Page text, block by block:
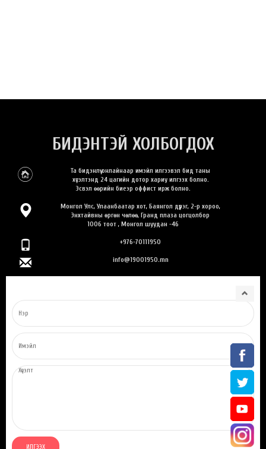
БИДЭНТЭЙ ХОЛБОГДОХ
Та бидэнлүү онлайнаар имэйл илгээвэл бид таны
хүсэлтэнд 24 цагийн дотор хариу илгээх болно.
Эсвэл өөрийн биеэр оффист ирж болно.
Монгол Улс, Улаанбаатар хот, Баянгол дүүрэг, 2-р хороо,
Энхтайвны өргөн чөлөө, Гранд плаза цогцолбор
1006 тоот , Монгол шуудан -46
+976-70111950
info@19001950.mn